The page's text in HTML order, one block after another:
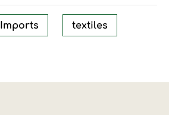
Imports textiles